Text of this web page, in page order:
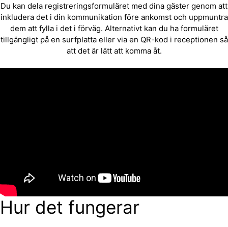
Du kan dela registreringsformuläret med dina gäster genom att
inkludera det i din kommunikation före ankomst och uppmuntra
dem att fylla i det i förväg. Alternativt kan du ha formuläret
tillgängligt på en surfplatta eller via en QR-kod i receptionen så
att det är lätt att komma åt.
Hur det fungerar